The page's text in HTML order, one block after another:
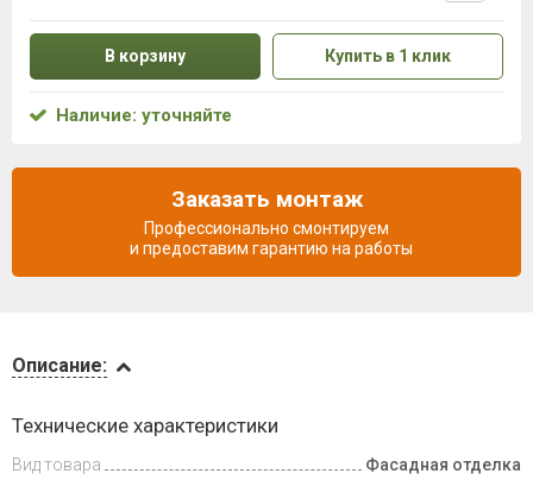
и оплата
Описание:
Технические характеристики
Вид товара
Фасадная отделка
В корзину Купить в 1 клик
Наличие: уточняйте
Заказать монтаж
Профессионально смонтируем
и предоставим гарантию на работы